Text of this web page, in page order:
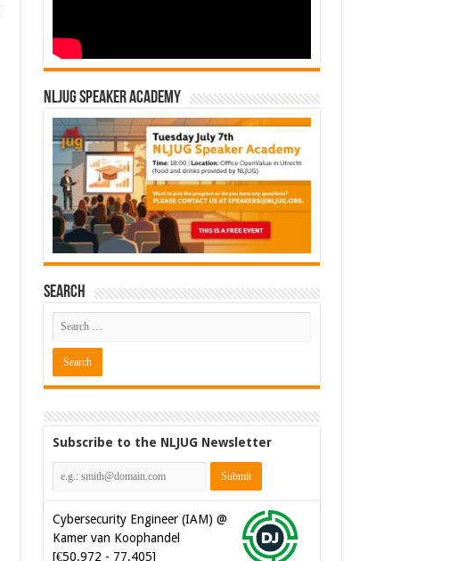
NLJUG Speaker Academy
Search
Subscribe to the NLJUG Newsletter
Cybersecurity Engineer (IAM) @
Kamer van Koophandel
[€50.972 - 77.405]
Cybersecurity CIAM Engineer @
Kamer van Koophandel